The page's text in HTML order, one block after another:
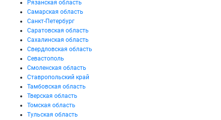
Рязанская область
Самарская область
Санкт-Петербург
Саратовская область
Сахалинская область
Свердловская область
Севастополь
Смоленская область
Ставропольский край
Тамбовская область
Тверская область
Томская область
Тульская область